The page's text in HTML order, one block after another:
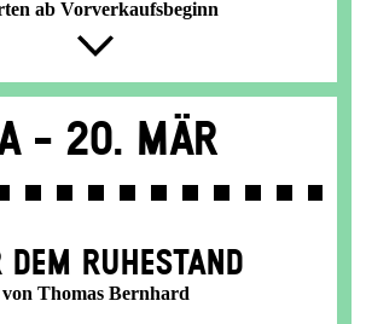
ab Vorverkaufsbeginn
- 20. Mär
DEM RUHESTAND
von Thomas Bernhard